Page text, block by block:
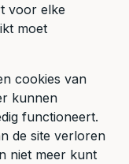
voor elke
moet
cookies van
kunnen
functioneert.
de site verloren
niet meer kunt